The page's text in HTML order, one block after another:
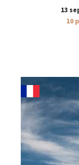
13
10